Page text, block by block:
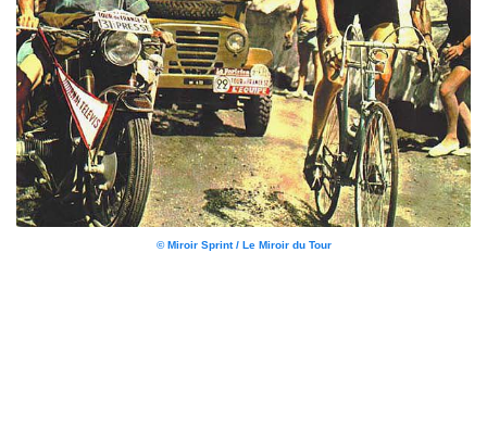
© Miroir Sprint / Le Miroir du Tour